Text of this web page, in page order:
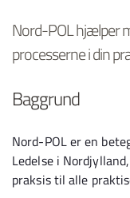
Nord-POL hjælper
processerne i din
Baggrund
Nord-POL er en
Ledelse i
praksis til alle